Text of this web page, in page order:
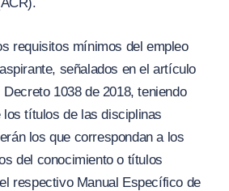
requisitos mínimos del empleo
señalados en el artículo
1038 de 2018, teniendo
los títulos de las disciplinas
los que correspondan a los
del conocimiento o títulos
respectivo Manual Específico de